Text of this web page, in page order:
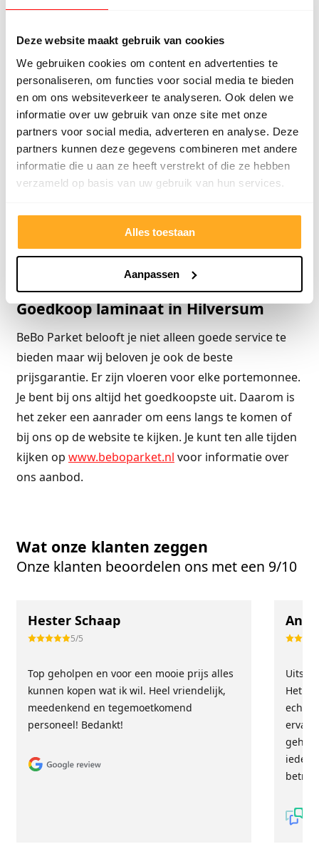
Deze website maakt gebruik van cookies
We gebruiken cookies om content en advertenties te
personaliseren, om functies voor social media te bieden
en om ons websiteverkeer te analyseren. Ook delen we
informatie over uw gebruik van onze site met onze
partners voor social media, adverteren en analyse. Deze
partners kunnen deze gegevens combineren met andere
informatie die u aan ze heeft verstrekt of die ze hebben
verzameld op basis van uw gebruik van hun services.
Alles toestaan
Aanpassen
een vloer van ons mee te nemen. Wij kunnen deze
gewoonthuisbezorgen. Onze bezorgservice gaat
door heel Nederland en dus ook naar Hilversum. Wij
zetten de vloer bij je thuis neer, zodat je zelf niet
hoeft te zorgen voor een aanhanger of bus. Ook is
de mogelijkheid er om de vloer direct mee te nemen.
Als je de vloer thuis hebt in Hilversum en de vloer is
geacclimatiseerd kan je de vloer door onslaten
. Om zo te zorgen voor het allerbeste en
mooiste resultaat. Wij kunnen je helpen van A tot Z.
Goedkoop laminaat in Hilversum
BeBo Parket belooft je niet alleen goede service te
bieden maar wij beloven je ook de beste
prijsgarantie. Er zijn vloeren voor elke portemonnee.
Je bent bij ons altijd het goedkoopste uit. Daarom is
het zeker een aanrader om eens langs te komen of
bij ons op de website te kijken. Je kunt ten alle tijden
kijken op www.beboparket.nl voor informatie over
ons aanbod.
Wat onze klanten zeggen
Onze klanten beoordelen ons met een 9/10
Hester Schaap
5/5
Top geholpen en voor een mooie prijs alles
kunnen kopen wat ik wil. Heel vriendelijk,
meedenkend en tegemoetkomend
personeel! Bedankt!
Het
echt